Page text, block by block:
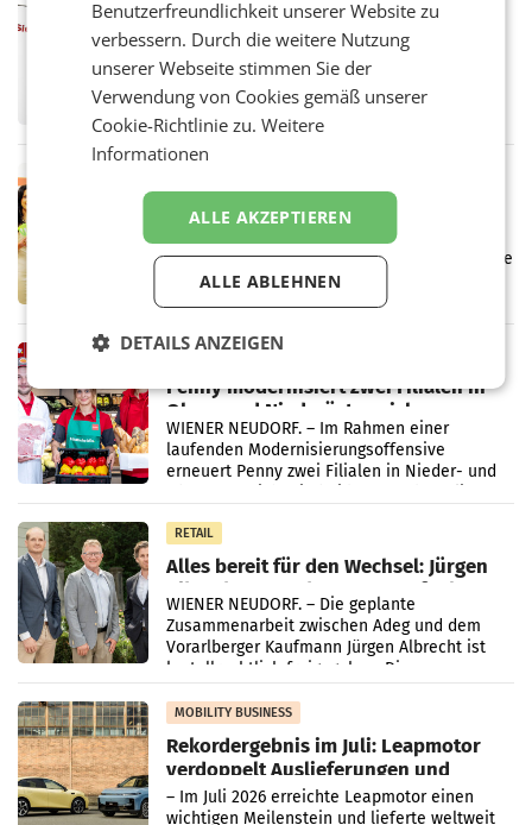
ProSiebenSat.1 spart und macht
überraschend viel Gewinn
UNTERFÖHRING/MAILAND/AMSTERDAM. Der
Fernsehkonzern ProSiebenSat.1 hat im
Frühjahr dank Kostensenkungen operativ
wieder Gewinn gemacht und die
Markterwartung deutlich übertroffen.
Eine Bühne für Zirkularität: ARA und
Müller informieren am POS über
Kreislauffähigkeit
Über den gesamten August hinweg rücken die
Altstoff Recycling Austria AG (ARA) und der
Handelskonzern Müller die Initiative
Müller-Filialen
RETAIL
Penny modernisiert zwei Filialen in
Ober- und Niederösterreich
WIENER NEUDORF. – Im Rahmen einer
laufenden Modernisierungsoffensive
erneuert Penny zwei Filialen in Nieder- und
RETAIL
Alles bereit für den Wechsel: Jürgen
Albrecht setzt ab 1.1.2027 auf Adeg
WIENER NEUDORF. – Die geplante
Zusammenarbeit zwischen Adeg und dem
Vorarlberger Kaufmann Jürgen Albrecht ist
kartellrechtlich freigegeben: Die
Bundeswettbewerbsbehörde und der
Bundeskartellanwalt
MOBILITY BUSINESS
Rekordergebnis im Juli: Leapmotor
verdoppelt Auslieferungen und
überschreitet die 100.000er-Marke
– Im Juli 2026 erreichte Leapmotor einen
wichtigen Meilenstein und lieferte weltweit
Benutzerfreundlichkeit unserer Website zu
verbessern. Durch die weitere Nutzung
unserer Webseite stimmen Sie der
Verwendung von Cookies gemäß unserer
Cookie-Richtlinie zu.Weitere
Informationen
ALLE AKZEPTIEREN
ALLE ABLEHNEN
DETAILS ANZEIGEN